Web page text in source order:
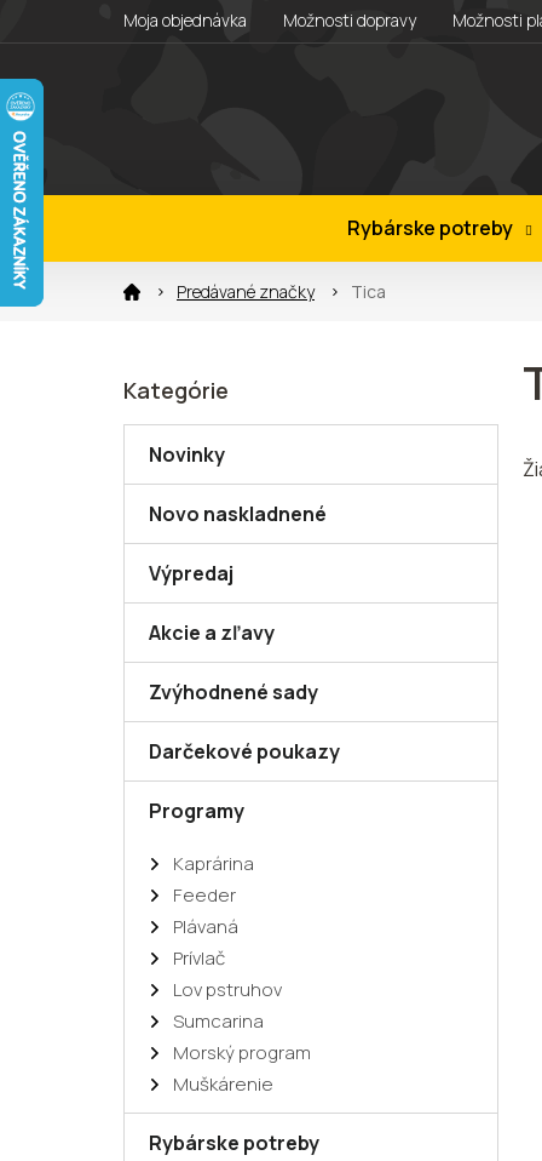
na
Moja objednávka Možnosti dopravy Možnosti
Rybárske potreby
Predávané značky Tica
o
č
ý
l
Preskočiť
kategórie
Kategórie
Novinky
Novo naskladnené
Výpredaj
Akcie a zľavy
Zvýhodnené sady
Darčekové poukazy
Programy
Kaprárina
Feeder
Plávaná
Prívlač
Lov pstruhov
Sumcarina
Morský program
Muškárenie
Rybárske potreby